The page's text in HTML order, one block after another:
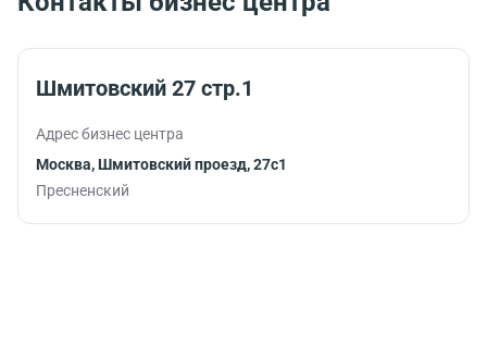
Шмитовский 27 стр.1
Адрес бизнес центра
Москва, Шмитовский проезд, 27с1
Пресненский